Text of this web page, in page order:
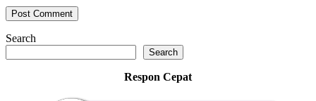
Search
Search
Respon Cepat